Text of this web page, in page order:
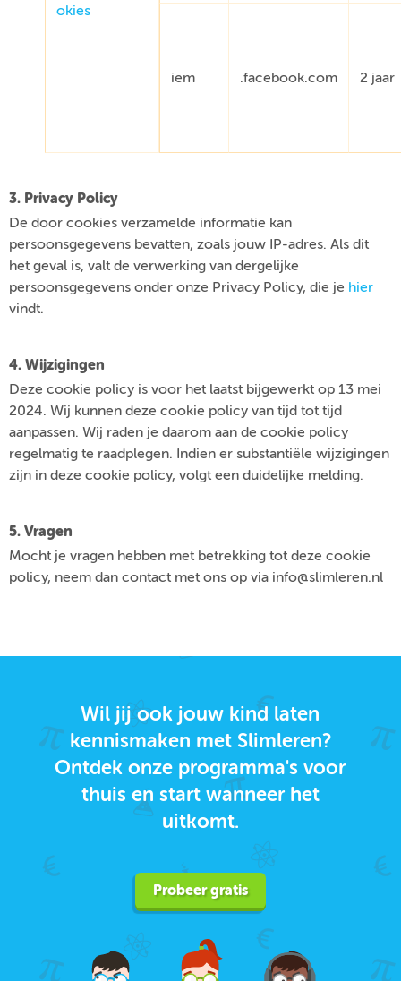
okies
iem .facebook.com 2 jaar
3. Privacy Policy
De door cookies verzamelde informatie kan
persoonsgegevens bevatten, zoals jouw IP-adres. Als dit
het geval is, valt de verwerking van dergelijke
persoonsgegevens onder onze Privacy Policy, die je hier
vindt.
4. Wijzigingen
Deze cookie policy is voor het laatst bijgewerkt op 13 mei
2024. Wij kunnen deze cookie policy van tijd tot tijd
aanpassen. Wij raden je daarom aan de cookie policy
regelmatig te raadplegen. Indien er substantiële wijzigingen
zijn in deze cookie policy, volgt een duidelijke melding.
5. Vragen
Mocht je vragen hebben met betrekking tot deze cookie
policy, neem dan contact met ons op via info@slimleren.nl
Wil jij ook jouw kind laten
kennismaken met Slimleren?
Ontdek onze programma's voor
thuis en start wanneer het
uitkomt.
Probeer gratis